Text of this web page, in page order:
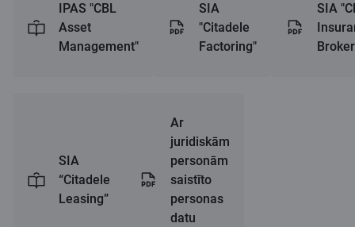
IPAS "CBL
Asset
Management"
SIA
"Citadele
Factoring"
SIA
SIA
“Citadele
Leasing”
Ar
juridiskām
personām
saistīto
personas
datu